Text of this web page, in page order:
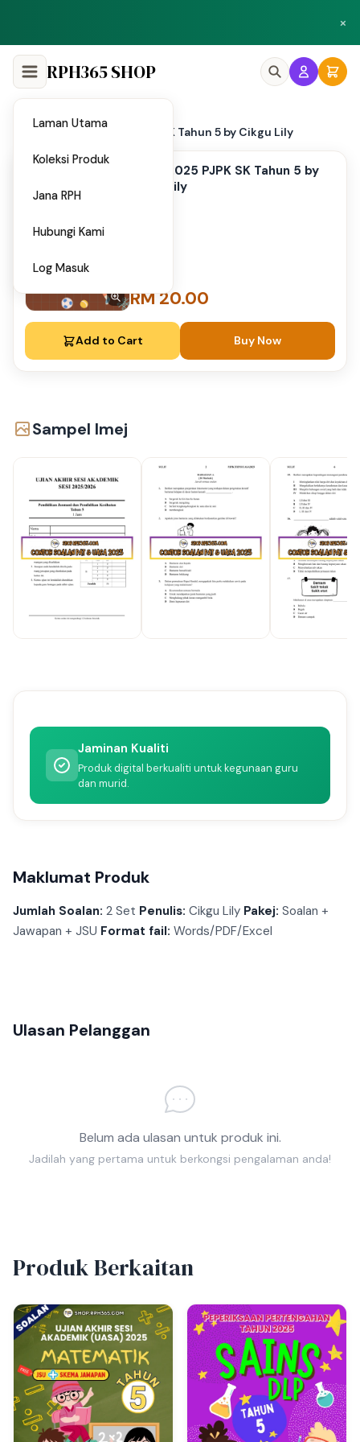
×
Laman Utama
Koleksi Produk
Jana RPH
Hubungi Kami
Log Masuk
RPH365 SHOP
Home UASA 2025 PJPK SK Tahun 5 by Cikgu Lily
UASA 2025 PJPK SK Tahun 5 by
Cikgu Lily
RM 20.00
Add to Cart Buy Now
Sampel Imej
Jaminan Kualiti
Produk digital berkualiti untuk kegunaan guru
dan murid.
Maklumat Produk
Jumlah Soalan: 2 Set Penulis: Cikgu Lily Pakej: Soalan +
Jawapan + JSU Format fail: Words/PDF/Excel
Ulasan Pelanggan
Belum ada ulasan untuk produk ini.
Jadilah yang pertama untuk berkongsi pengalaman anda!
Produk Berkaitan